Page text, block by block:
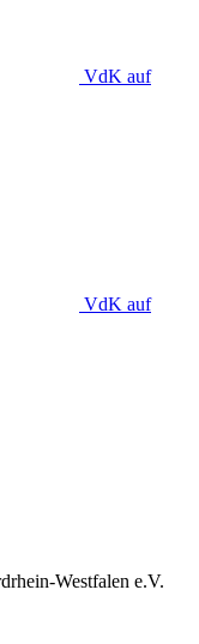
VdK auf
VdK auf
Westfalen e.V.